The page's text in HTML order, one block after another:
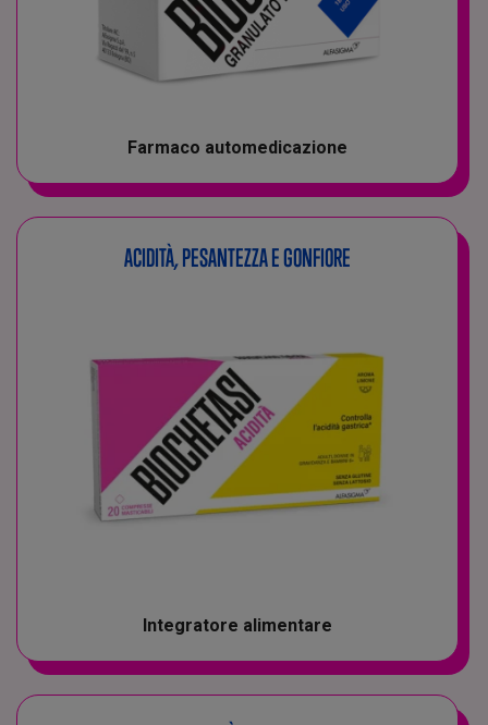
Farmaco automedicazione
ACIDITÀ, PESANTEZZA E GONFIORE
Integratore alimentare